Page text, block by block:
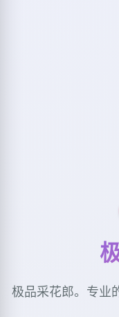
极品采花郎。专业